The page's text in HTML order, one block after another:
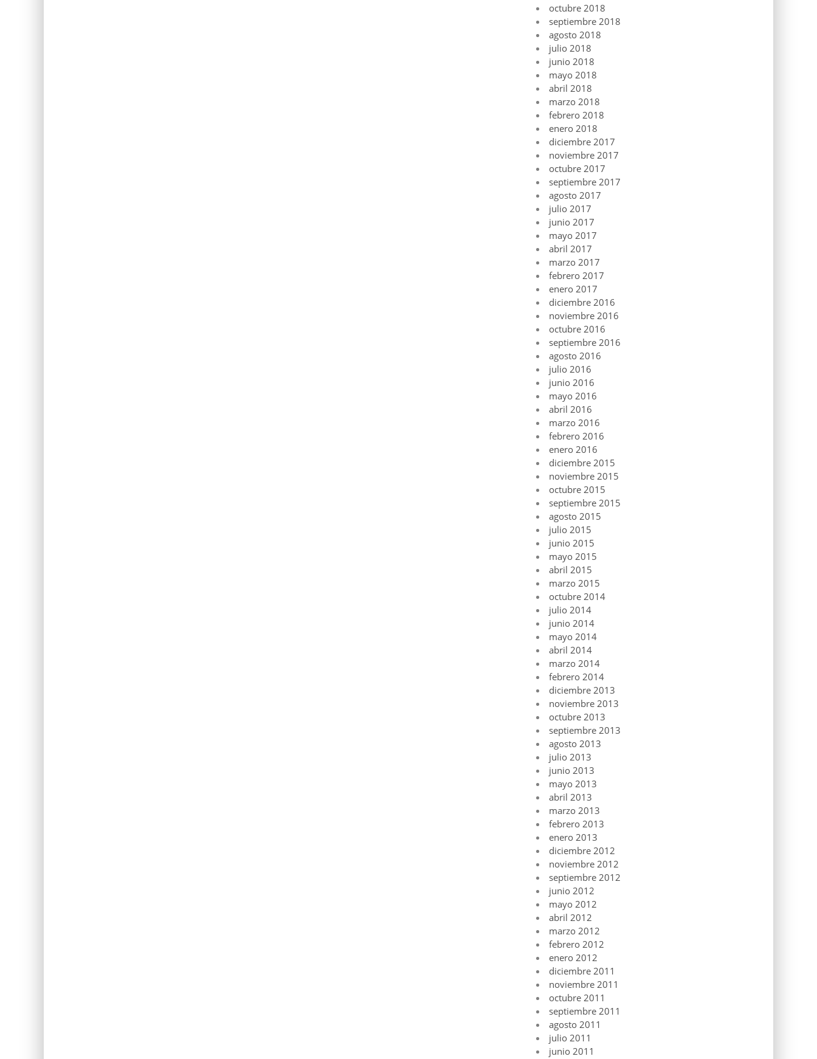
octubre 2018
septiembre 2018
agosto 2018
julio 2018
junio 2018
mayo 2018
abril 2018
marzo 2018
febrero 2018
enero 2018
diciembre 2017
noviembre 2017
octubre 2017
septiembre 2017
agosto 2017
julio 2017
junio 2017
mayo 2017
abril 2017
marzo 2017
febrero 2017
enero 2017
diciembre 2016
noviembre 2016
octubre 2016
septiembre 2016
agosto 2016
julio 2016
junio 2016
mayo 2016
abril 2016
marzo 2016
febrero 2016
enero 2016
diciembre 2015
noviembre 2015
octubre 2015
septiembre 2015
agosto 2015
julio 2015
junio 2015
mayo 2015
abril 2015
marzo 2015
octubre 2014
julio 2014
junio 2014
mayo 2014
abril 2014
marzo 2014
febrero 2014
diciembre 2013
noviembre 2013
octubre 2013
septiembre 2013
agosto 2013
julio 2013
junio 2013
mayo 2013
abril 2013
marzo 2013
febrero 2013
enero 2013
diciembre 2012
noviembre 2012
septiembre 2012
junio 2012
mayo 2012
abril 2012
marzo 2012
febrero 2012
enero 2012
diciembre 2011
noviembre 2011
octubre 2011
septiembre 2011
agosto 2011
julio 2011
junio 2011